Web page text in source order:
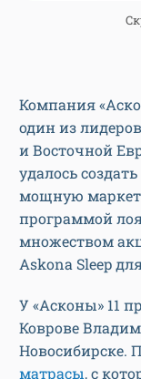
Компания
один из
и Восточной
удалось
мощную
программой
множеством
Askona Sleep
У «Асконы» 11
Коврове
Новосибирске.
матрасы, с